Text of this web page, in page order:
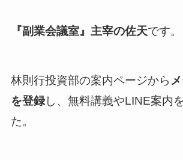
『副業会議室』主宰の佐天です。
林則行投資部の案内ページから
を登録し、無料講義やLINE案内
た。